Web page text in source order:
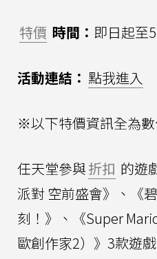
特價 時間： 即日起至
活動連結： 點我進入
※以下特價資訊全為
任天堂參與折扣 的遊
派對 空前盛會》、《
刻！》、《Super
歐創作家2）》3款遊戲